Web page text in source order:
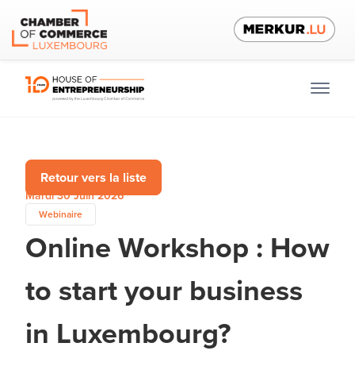
Retour vers la liste
Mardi 30 Juin 2026
Webinaire
Online Workshop : How
to start your business
in Luxembourg?